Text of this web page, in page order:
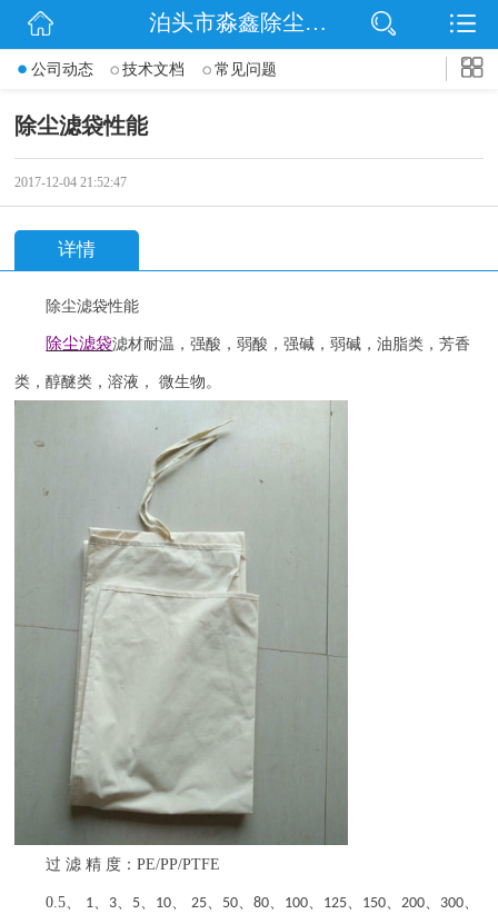
网站首页
泊头市淼鑫除尘配件销售处
公司动态 技术文档 常见问题
除尘滤袋性能
2017-12-04 21:52:47
详情
除尘滤袋性能
除尘滤袋滤材耐温，强酸，弱酸，强碱，弱碱，油脂类，芳香
类，醇醚类，溶液， 微生物。
过 滤 精 度：PE/PP/PTFE
0.5、 1、 3、 5、 10、25、 50、80、 100、 125、 150、200、 300、